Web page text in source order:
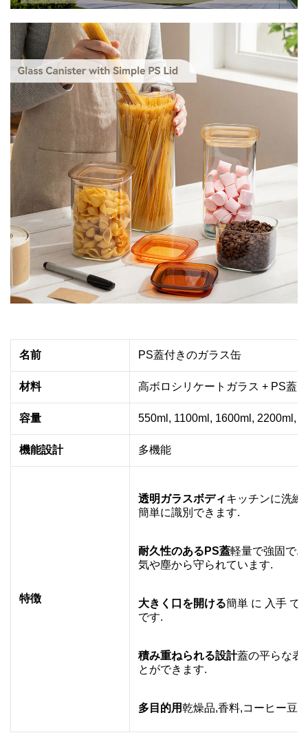
名前 PS蓋付きのガラス缶
材料 高ボロシリケートガラス + PS蓋
容量 550ml, 1100ml, 1600ml, 2200ml,
機能設計 多機能
特徴
透明ガラスボディキッチンに洗練
簡単に識別できます.
耐久性のあるPS蓋軽量で強固で
気や塵から守られています.
大きく口を開ける簡単 に 入手 で
です.
積み重ねられる設計蓋の平らな表
とができます.
多目的用乾燥品,香料,コーヒー豆,